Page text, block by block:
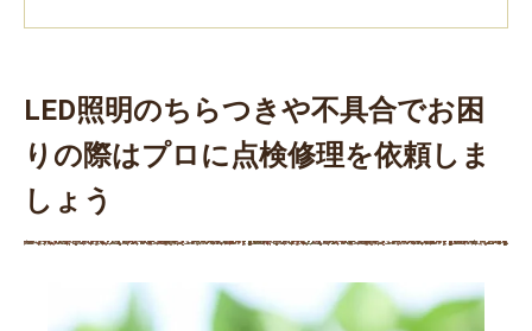
LED照明のちらつきや不具合でお困
りの際はプロに点検修理を依頼しま
しょう